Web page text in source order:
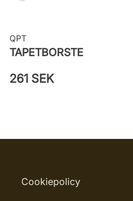
QPT
TAPETBORSTE
261 SEK
Cookiepolicy